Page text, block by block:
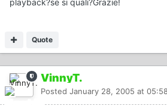
playback?se si quali?Grazie!
Quote
VinnyT.
Posted January 28, 2005 at